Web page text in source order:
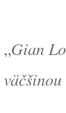
„Gian